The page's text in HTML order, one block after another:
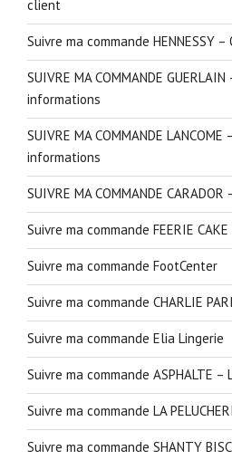
client
Suivre ma commande HENNESSY
SUIVRE MA COMMANDE
informations
SUIVRE MA COMMANDE
informations
SUIVRE MA COMMANDE
Suivre ma commande FEERIE CAKE
Suivre ma commande FootCenter
Suivre ma commande CHARLIE
Suivre ma commande Elia Lingerie
Suivre ma commande ASPHALTE
Suivre ma commande LA
Suivre ma commande SHANTY